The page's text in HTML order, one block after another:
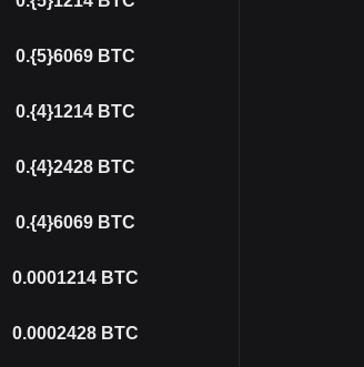
0.{5}6069 BTC
0.{4}1214 BTC
0.{4}2428 BTC
0.{4}6069 BTC
0.0001214 BTC
0.0002428 BTC